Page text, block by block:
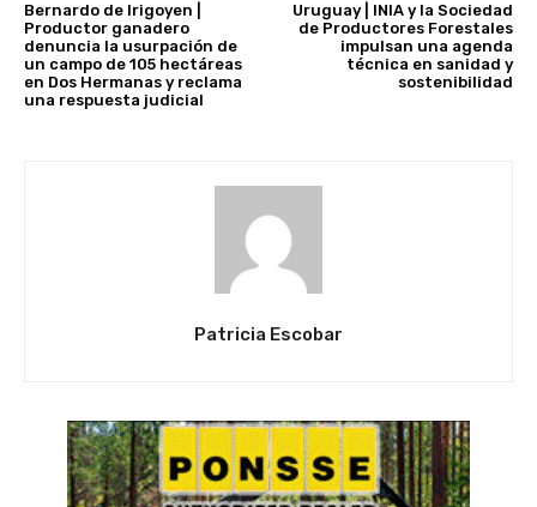
Bernardo de Irigoyen |
Productor ganadero
denuncia la usurpación de
un campo de 105 hectáreas
en Dos Hermanas y reclama
una respuesta judicial
Uruguay | INIA y la Sociedad
de Productores Forestales
impulsan una agenda
técnica en sanidad y
sostenibilidad
Patricia Escobar